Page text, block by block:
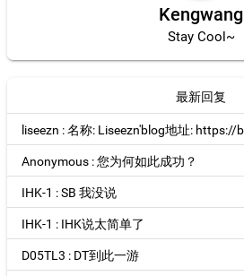
Kengwang
Stay Cool~
最新回复
Anonymous : 您为何如此成功？
IHK-1 : SB 我没说
IHK-1 : IHK说太简单了
D05TL3 : DT到此一游